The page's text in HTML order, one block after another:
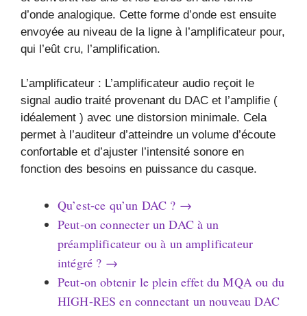
d’onde analogique. Cette forme d’onde est ensuite
envoyée au niveau de la ligne à l’amplificateur pour,
qui l’eût cru, l’amplification.
L’amplificateur : L’amplificateur audio reçoit le
signal audio traité provenant du DAC et l’amplifie (
idéalement ) avec une distorsion minimale. Cela
permet à l’auditeur d’atteindre un volume d’écoute
confortable et d’ajuster l’intensité sonore en
fonction des besoins en puissance du casque.
Qu’est-ce qu’un DAC ? →
Peut-on connecter un DAC à un
préamplificateur ou à un amplificateur
intégré ? →
Peut-on obtenir le plein effet du MQA ou du
HIGH-RES en connectant un nouveau DAC